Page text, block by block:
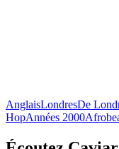
AnglaisLondresDe
HopAnnées 2000